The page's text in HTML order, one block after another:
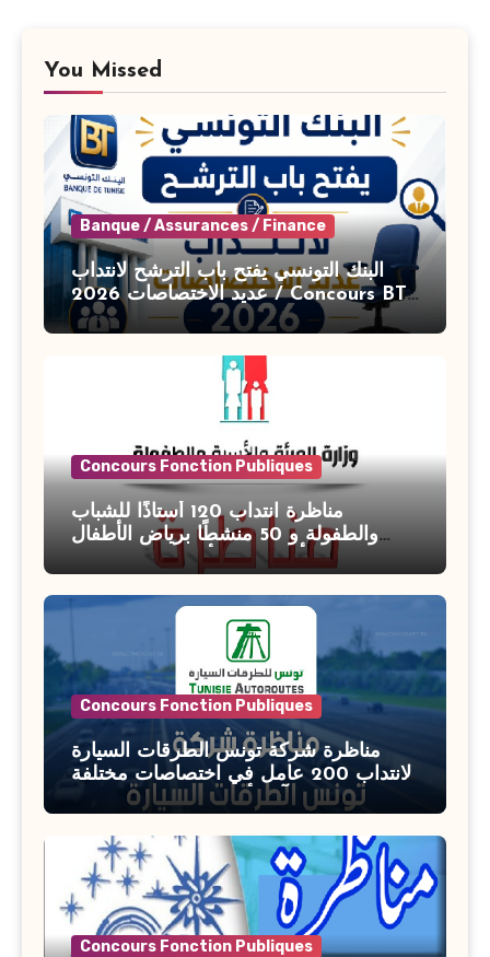
You Missed
Banque / Assurances / Finance
البنك التونسي يفتح باب الترشح لانتداب
عديد الاختصاصات 2026 / Concours BT
Banque de Tunisie 2026
Concours Fonction Publiques
مناظرة انتداب 120 أستاذًا للشباب
والطفولة و 50 منشطًا برياض الأطفال
بوزارة الأسرة والمرأة والطفولة وكبار
السن آخر أجل للتسجيل : 27 جويلية 2026
Concours Fonction Publiques
مناظرة شركة تونس الطرقات السيارة
لانتداب 200 عامل في اختصاصات مختلفة
آخر أجل : 21 جويلية 2026
Concours Fonction Publiques